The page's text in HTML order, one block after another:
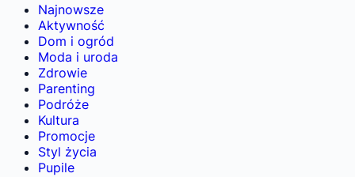
Najnowsze
Aktywność
Dom i ogród
Moda i uroda
Zdrowie
Parenting
Podróże
Kultura
Promocje
Styl życia
Pupile